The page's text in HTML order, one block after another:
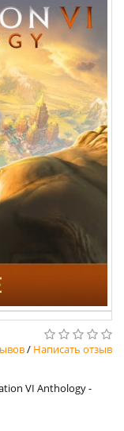
/ Написать отзыв
VI Anthology -